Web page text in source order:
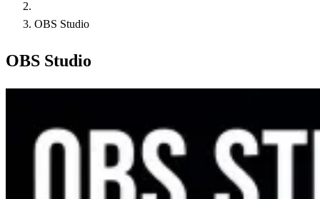
OBS Studio
OBS Studio